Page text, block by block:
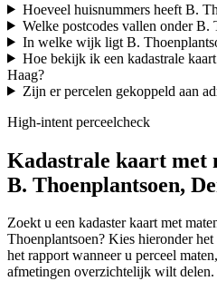
Hoeveel huisnummers heeft B.
Welke postcodes vallen onder B.
In welke wijk ligt B.
Hoe bekijk ik een kadastrale
Haag?
Zijn er percelen gekoppeld aan
High-intent perceelcheck
Kadastrale kaart met
B. Thoenplantsoen,
Zoekt u een kadaster kaart met
Thoenplantsoen? Kies hieronder
het rapport wanneer u perceel
afmetingen overzichtelijk wilt delen.